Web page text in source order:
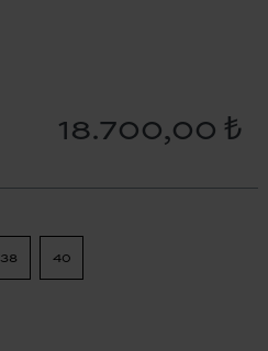
18.700,00 ₺
38 40